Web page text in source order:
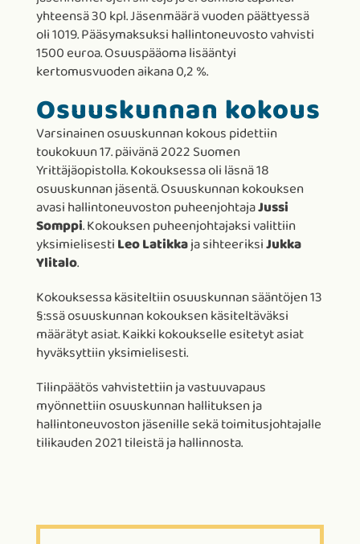
yhteensä 30 kpl. Jäsenmäärä vuoden päättyessä
oli 1019. Pääsymaksuksi hallintoneuvosto vahvisti
1500 euroa. Osuuspääoma lisääntyi
kertomusvuoden aikana 0,2 %.
Osuuskunnan kokous
Varsinainen osuuskunnan kokous pidettiin
toukokuun 17. päivänä 2022 Suomen
Yrittäjäopistolla. Kokouksessa oli läsnä 18
osuuskunnan jäsentä. Osuuskunnan kokouksen
avasi hallintoneuvoston puheenjohtajaJussi
Somppi. Kokouksen puheenjohtajaksi valittiin
yksimielisestiLeo Latikkaja sihteeriksiJukka
Ylitalo.
Kokouksessa käsiteltiin osuuskunnan sääntöjen 13
§:ssä osuuskunnan kokouksen käsiteltäväksi
määrätyt asiat. Kaikki kokoukselle esitetyt asiat
hyväksyttiin yksimielisesti.
Tilinpäätös vahvistettiin ja vastuuvapaus
myönnettiin osuuskunnan hallituksen ja
hallintoneuvoston jäsenille sekä toimitusjohtajalle
tilikauden 2021 tileistä ja hallinnosta.